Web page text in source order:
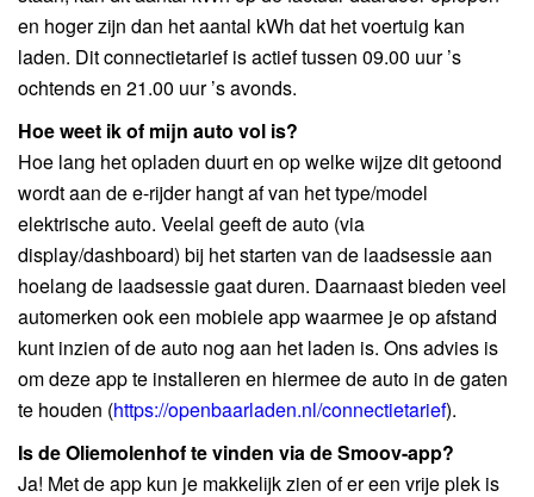
en hoger zijn dan het aantal kWh dat het voertuig kan
laden. Dit connectietarief is actief tussen 09.00 uur ’s
ochtends en 21.00 uur ’s avonds.
Hoe weet ik of mijn auto vol is?
Hoe lang het opladen duurt en op welke wijze dit getoond
wordt aan de e-rijder hangt af van het type/model
elektrische auto. Veelal geeft de auto (via
display/dashboard) bij het starten van de laadsessie aan
hoelang de laadsessie gaat duren. Daarnaast bieden veel
automerken ook een mobiele app waarmee je op afstand
kunt inzien of de auto nog aan het laden is. Ons advies is
om deze app te installeren en hiermee de auto in de gaten
te houden (https://openbaarladen.nl/connectietarief).
Is deOliemolenhof te vinden via de Smoov-app?
Ja! Met de app kun je makkelijk zien of er een vrije plek is